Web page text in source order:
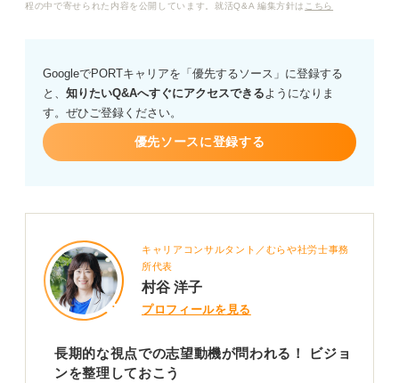
程の中で寄せられた内容を公開しています。就活Q&A 編集方針は こちら
GoogleでPORTキャリアを「優先するソース」に登録する
と、 知りたいQ&Aへすぐにアクセスできるようになりま
す。ぜひご登録ください。
優先ソースに登録する
キャリアコンサルタント／むらや社労士事務
所代表
村谷 洋子
プロフィールを見る
長期的な視点での志望動機が問われる！ ビジョ
ンを整理しておこう